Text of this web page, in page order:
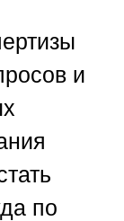
и
по